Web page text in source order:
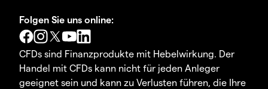
Folgen Sie uns online:
CFDs sind Finanzprodukte mit Hebelwirkung. Der
Handel mit CFDs kann nicht für jeden Anleger
geeignet sein und kann zu Verlusten führen, die Ihre